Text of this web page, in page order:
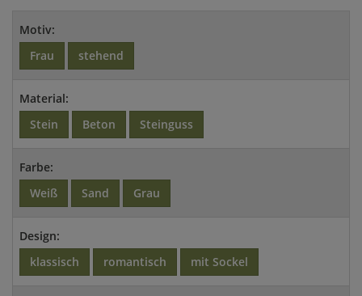
Motiv:
Frau
stehend
Material:
Stein
Beton Steinguss
Farbe:
Weiß
Sand Grau
Design:
klassisch
romantisch mit Sockel